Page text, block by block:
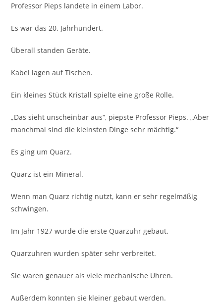
Professor Pieps landete in einem Labor.
Es war das 20. Jahrhundert.
Überall standen Geräte.
Kabel lagen auf Tischen.
Ein kleines Stück Kristall spielte eine große Rolle.
„Das sieht unscheinbar aus“, piepste Professor Pieps. „Aber
manchmal sind die kleinsten Dinge sehr mächtig.“
Es ging um Quarz.
Quarz ist ein Mineral.
Wenn man Quarz richtig nutzt, kann er sehr regelmäßig
schwingen.
Im Jahr 1927 wurde die erste Quarzuhr gebaut.
Quarzuhren wurden später sehr verbreitet.
Sie waren genauer als viele mechanische Uhren.
Außerdem konnten sie kleiner gebaut werden.